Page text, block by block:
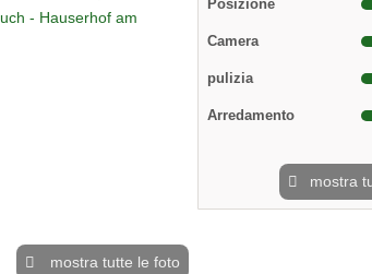
mostra tutte le foto
Posizione
Camera
pulizia
Arredamento
mostra